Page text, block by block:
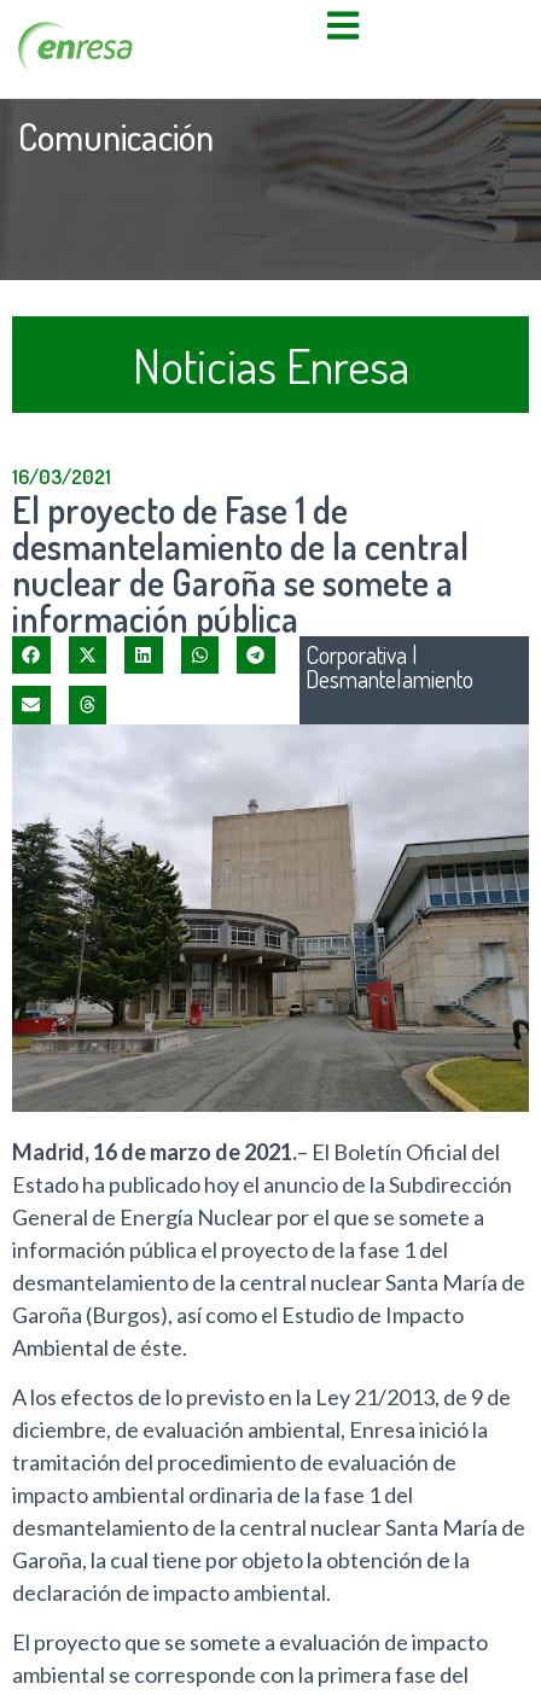
Comunicación
Noticias Enresa
16/03/2021
El proyecto de Fase 1 de
desmantelamiento de la central
nuclear de Garoña se somete a
información pública
Corporativa |
Desmantelamiento
Madrid, 16 de marzo de 2021.– El Boletín Oficial del
Estado ha publicado hoy el anuncio de la Subdirección
General de Energía Nuclear por el que se somete a
información pública el proyecto de la fase 1 del
desmantelamiento de la central nuclear Santa María de
Garoña (Burgos), así como el Estudio de Impacto
Ambiental de éste.
A los efectos de lo previsto en la Ley 21/2013, de 9 de
diciembre, de evaluación ambiental, Enresa inició la
tramitación del procedimiento de evaluación de
impacto ambiental ordinaria de la fase 1 del
desmantelamiento de la central nuclear Santa María de
Garoña, la cual tiene por objeto la obtención de la
declaración de impacto ambiental.
El proyecto que se somete a evaluación de impacto
ambiental se corresponde con la primera fase del